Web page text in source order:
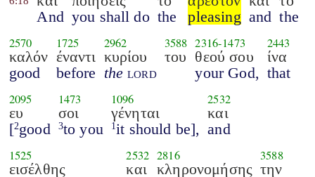
And you shall do the
pleasing and the
2570
καλόν
good
1725
έναντι
before
2962
κυρίου
the lord
3588
του
2316-1473
θεού σου
your God,
2443
ίνα
that
2095
ευ
[2good
1473
σοι
3to you
1096
γένηται
1it should be],
2532
και
and
1525
εισέλθης
2532
και
2816
κληρονομήσης
3588
την